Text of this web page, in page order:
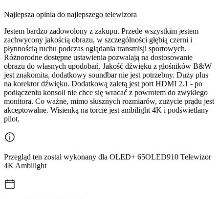
Najlepsza opinia do najlepszego telewizora
Jestem bardzo zadowolony z zakupu. Przede wszystkim jestem
zachwycony jakością obrazu, w szczególności głębią czerni i
płynnością ruchu podczas oglądania transmisji sportowych.
Różnorodne dostępne ustawienia pozwalają na dostosowanie
obrazu do własnych upodobań. Jakość dźwięku z głośników B&W
jest znakomita, dodatkowy soundbar nie jest potrzebny. Duży plus
na korektor dźwięku. Dodatkową zaletą jest port HDMI 2.1 - po
podłączeniu konsoli nie chce się wracać z powrotem do zwykłego
monitora. Co ważne, mimo słusznych rozmiarów, zużycie prądu jest
akceptowalne. Wisienką na torcie jest ambilight 4K i podświetlany
pilot.
Przegląd ten został wykonany dla OLED+ 65OLED910 Telewizor
4K Ambilight